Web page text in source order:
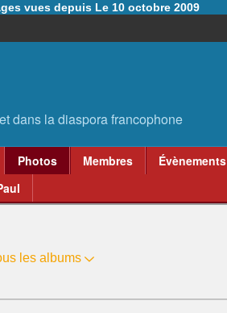
vues depuis Le 10 octobre 2009
Photos Membres Évènements
les albums